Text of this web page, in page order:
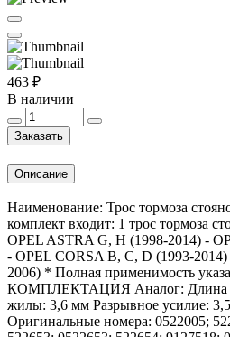
463 ₽
В наличии
Заказать
Описание
Наименование: Трос тормоза
комплект входит: 1 трос тормоза
OPEL ASTRA G, H (1998-2014) -
- OPEL CORSA B, C, D (1993-
2006) * Полная применимость
КОМПЛЕКТАЦИЯ Аналог: Длина
жилы: 3,6 мм Разрывное усилие:
Оригинальные номера: 0522005;